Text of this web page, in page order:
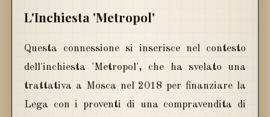
L'Inchiesta 'Metropol'
Questa connessione si inserisce nel contesto
dell'inchiesta 'Metropol', che ha svelato una
trattativa a Mosca nel 2018 per finanziare la
Lega con i proventi di una compravendita di